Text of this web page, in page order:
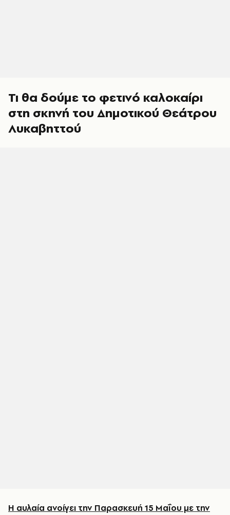
Τι θα δούμε το φετινό καλοκαίρι
στη σκηνή του Δημοτικού Θεάτρου
Λυκαβηττού
Η αυλαία ανοίγει την Παρασκευή 15 Μαΐου με την